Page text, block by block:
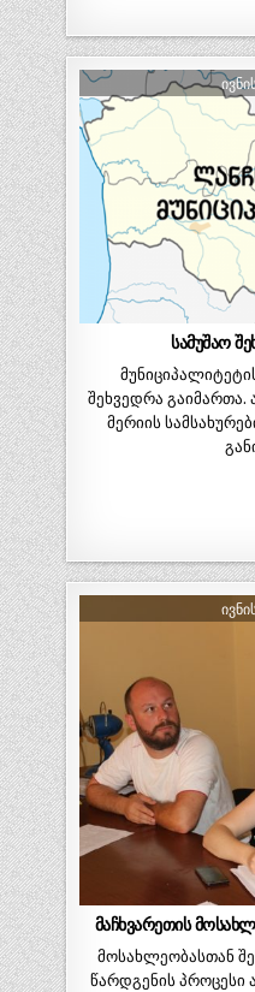
სამუშაო
შეხვედრა
მერიის
მაჩხვარეთის
მოსახლეობასთან
წარდგენის პროცესი